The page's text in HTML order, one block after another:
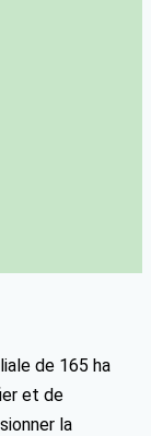
de 165 ha
et de
la